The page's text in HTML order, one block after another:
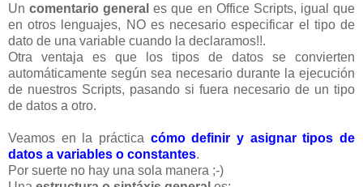
Uncomentario general es que en Office Scripts, igual que
en otros lenguajes, NO es necesario especificar el tipo de
dato de una variable cuando la declaramos!!.
Otra ventaja es que los tipos de datos se convierten
automáticamente según sea necesario durante la ejecución
de nuestros Scripts, pasando si fuera necesario de un tipo
de datos a otro.
Veamos en la práctica cómo definir y asignar tipos de
datos a variables o constantes.
Por suerte no hay una sola manera ;-)